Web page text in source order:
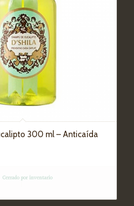
300 ml – Anticaída
Cerrado por inventario